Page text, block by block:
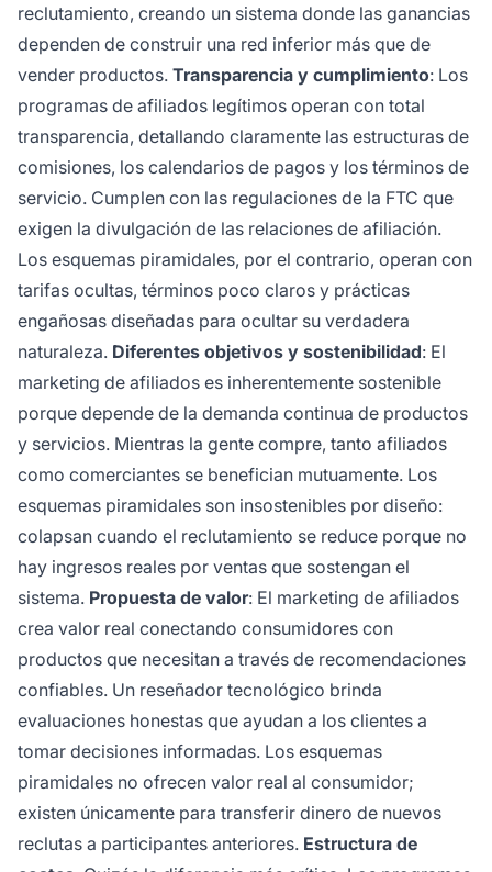
reclutamiento, creando un sistema donde las ganancias
dependen de construir una red inferior más que de
vender productos. Transparencia y cumplimiento: Los
programas de afiliados legítimos operan con total
transparencia, detallando claramente las estructuras de
comisiones, los calendarios de pagos y los términos de
servicio. Cumplen con las regulaciones de la FTC que
exigen la divulgación de las relaciones de afiliación.
Los esquemas piramidales, por el contrario, operan con
tarifas ocultas, términos poco claros y prácticas
engañosas diseñadas para ocultar su verdadera
naturaleza. Diferentes objetivos y sostenibilidad: El
marketing de afiliados es inherentemente sostenible
porque depende de la demanda continua de productos
y servicios. Mientras la gente compre, tanto afiliados
como comerciantes se benefician mutuamente. Los
esquemas piramidales son insostenibles por diseño:
colapsan cuando el reclutamiento se reduce porque no
hay ingresos reales por ventas que sostengan el
sistema. Propuesta de valor: El marketing de afiliados
crea valor real conectando consumidores con
productos que necesitan a través de recomendaciones
confiables. Un reseñador tecnológico brinda
evaluaciones honestas que ayudan a los clientes a
tomar decisiones informadas. Los esquemas
piramidales no ofrecen valor real al consumidor;
existen únicamente para transferir dinero de nuevos
reclutas a participantes anteriores. Estructura de